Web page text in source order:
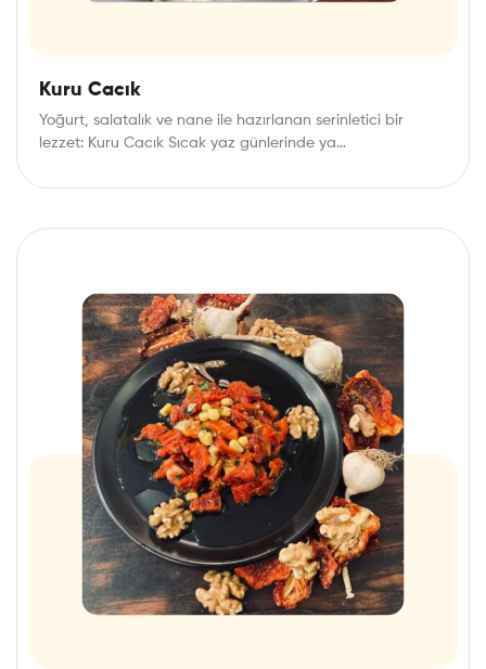
Kuru Cacık
Yoğurt, salatalık ve nane ile hazırlanan serinletici bir
lezzet: Kuru Cacık Sıcak yaz günlerinde ya…